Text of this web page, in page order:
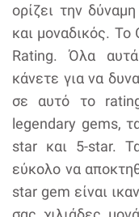
ορίζει την
και μοναδικός.
Rating. Όλα
κάνετε για να
σε αυτό το
legendary gems,
star και 5-star.
εύκολο να
star gem είναι